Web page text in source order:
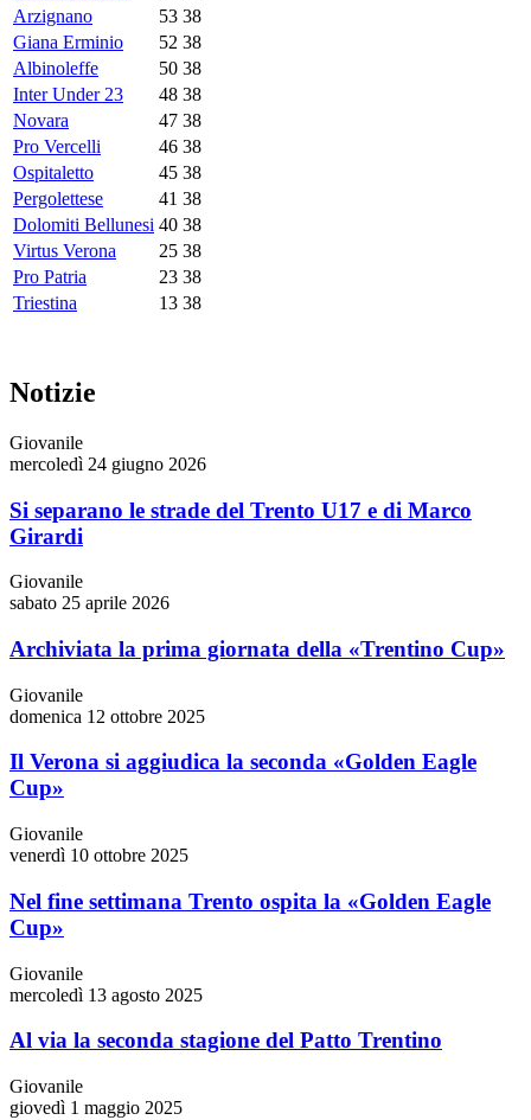
Arzignano
53 38
Giana Erminio
52 38
Albinoleffe
50 38
Inter Under 23
48 38
Novara
47 38
Pro Vercelli
46 38
Ospitaletto
45 38
Pergolettese
41 38
Dolomiti Bellunesi 40 38
Virtus Verona
25 38
Pro Patria
23 38
Triestina
13 38
Notizie
Giovanile
mercoledì 24 giugno 2026
Si separano le strade del Trento U17 e di Marco
Girardi
Giovanile
sabato 25 aprile 2026
Archiviata la prima giornata della «Trentino Cup»
Giovanile
domenica 12 ottobre 2025
Il Verona si aggiudica la seconda «Golden Eagle
Cup»
Giovanile
venerdì 10 ottobre 2025
Nel fine settimana Trento ospita la «Golden Eagle
Cup»
Giovanile
mercoledì 13 agosto 2025
Al via la seconda stagione del Patto Trentino
Giovanile
giovedì 1 maggio 2025